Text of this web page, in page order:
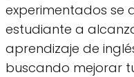
experimentados se
estudiante a
aprendizaje de
buscando mejorar